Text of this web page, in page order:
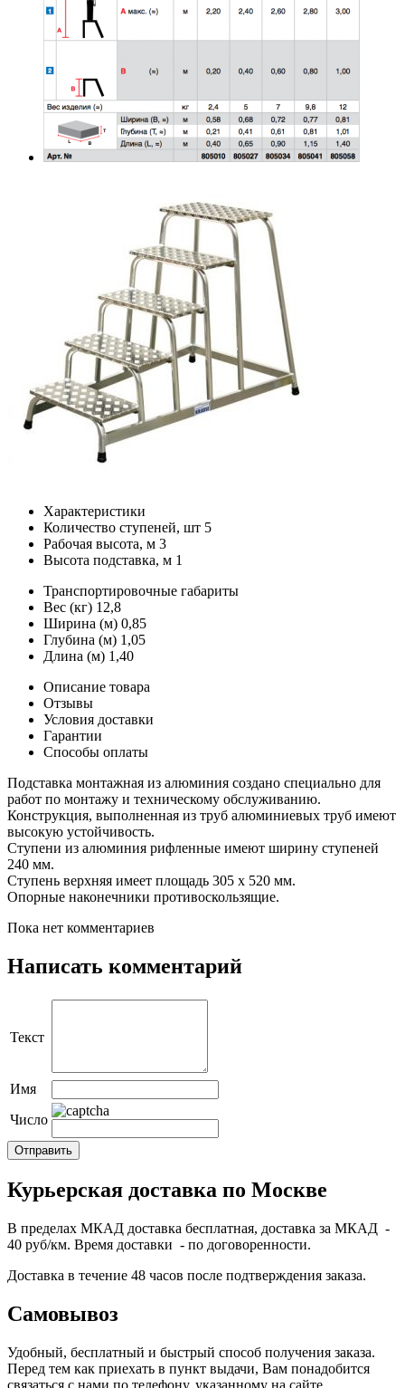
Характеристики
Количество ступеней, шт 5
Рабочая высота, м 3
Высота подставка, м 1
Транспортировочные габариты
Вес (кг) 12,8
Ширина (м) 0,85
Глубина (м) 1,05
Длина (м) 1,40
Описание товара
Отзывы
Условия доставки
Гарантии
Способы оплаты
Подставка монтажная из алюминия создано специально для
работ по монтажу и техническому обслуживанию.
Конструкция, выполненная из труб алюминиевых труб имеют
высокую устойчивость.
Ступени из алюминия рифленные имеют ширину ступеней
240 мм.
Ступень верхняя имеет площадь 305 х 520 мм.
Опорные наконечники противоскользящие.
Пока нет комментариев
Написать комментарий
Текст
Имя
Число
Курьерская доставка по Москве
В пределах МКАД доставка бесплатная, доставка за МКАД -
40 руб/км. Время доставки - по договоренности.
Доставка в течение 48 часов после подтверждения заказа.
Самовывоз
Удобный, бесплатный и быстрый способ получения заказа.
Перед тем как приехать в пункт выдачи, Вам понадобится
связаться с нами по телефону, указанному на сайте.